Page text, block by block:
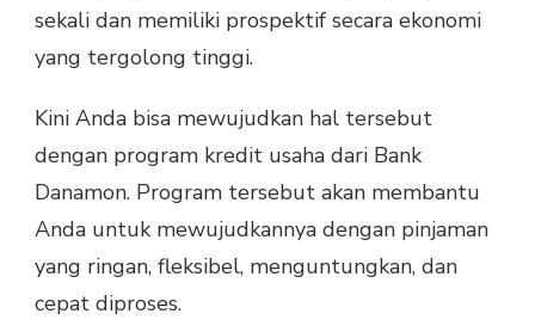
sekali dan memiliki prospektif secara ekonomi
yang tergolong tinggi.
Kini Anda bisa mewujudkan hal tersebut
dengan program kredit usaha dari Bank
Danamon. Program tersebut akan membantu
Anda untuk mewujudkannya dengan pinjaman
yang ringan, fleksibel, menguntungkan, dan
cepat diproses.